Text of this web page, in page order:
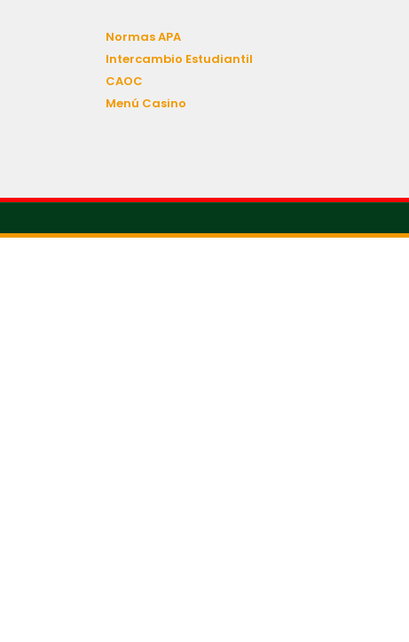
Normas APA
Intercambio Estudiantil
CAOC
Menú Casino